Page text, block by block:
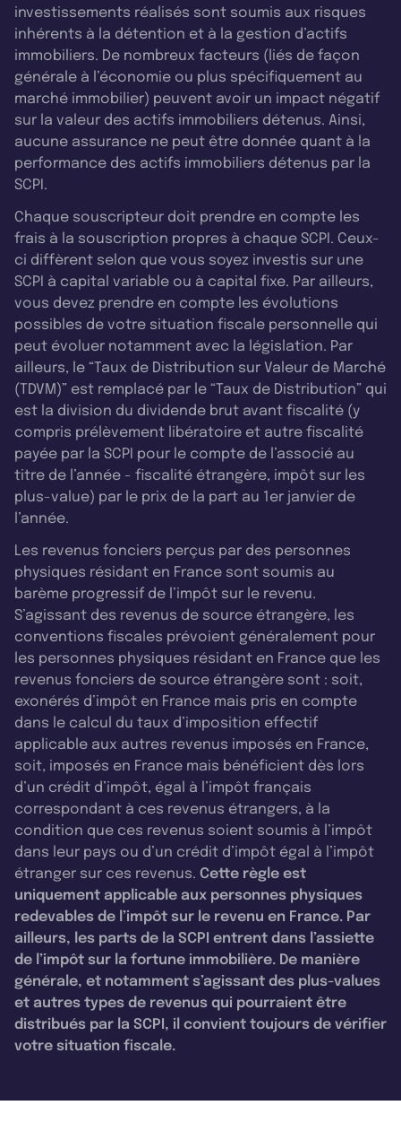
investissements réalisés sont soumis aux risques
inhérents à la détention et à la gestion d’actifs
immobiliers. De nombreux facteurs (liés de façon
générale à l’économie ou plus spécifiquement au
marché immobilier) peuvent avoir un impact négatif
sur la valeur des actifs immobiliers détenus. Ainsi,
aucune assurance ne peut être donnée quant à la
performance des actifs immobiliers détenus par la
SCPI.
Chaque souscripteur doit prendre en compte les
frais à la souscription propres à chaque SCPI. Ceux-
ci diffèrent selon que vous soyez investis sur une
SCPI à capital variable ou à capital fixe. Par ailleurs,
vous devez prendre en compte les évolutions
possibles de votre situation fiscale personnelle qui
peut évoluer notamment avec la législation. Par
ailleurs, le “Taux de Distribution sur Valeur de Marché
(TDVM)” est remplacé par le “Taux de Distribution” qui
est la division du dividende brut avant fiscalité (y
compris prélèvement libératoire et autre fiscalité
payée par la SCPI pour le compte de l’associé au
titre de l’année - fiscalité étrangère, impôt sur les
plus-value) par le prix de la part au 1er janvier de
l’année.
Les revenus fonciers perçus par des personnes
physiques résidant en France sont soumis au
barème progressif de l’impôt sur le revenu.
S’agissant des revenus de source étrangère, les
conventions fiscales prévoient généralement pour
les personnes physiques résidant en France que les
revenus fonciers de source étrangère sont : soit,
exonérés d’impôt en France mais pris en compte
dans le calcul du taux d’imposition effectif
applicable aux autres revenus imposés en France,
soit, imposés en France mais bénéficient dès lors
d’un crédit d’impôt, égal à l’impôt français
correspondant à ces revenus étrangers, à la
condition que ces revenus soient soumis à l’impôt
dans leur pays ou d’un crédit d’impôt égal à l’impôt
étranger sur ces revenus. Cette règle est
uniquement applicable aux personnes physiques
redevables de l’impôt sur le revenu en France. Par
ailleurs, les parts de la SCPI entrent dans l’assiette
de l’impôt sur la fortune immobilière. De manière
générale, et notamment s’agissant des plus-values
et autres types de revenus qui pourraient être
distribués par la SCPI, il convient toujours de vérifier
votre situation fiscale.